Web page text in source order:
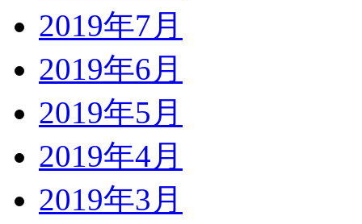
2019年7月
2019年6月
2019年5月
2019年4月
2019年3月